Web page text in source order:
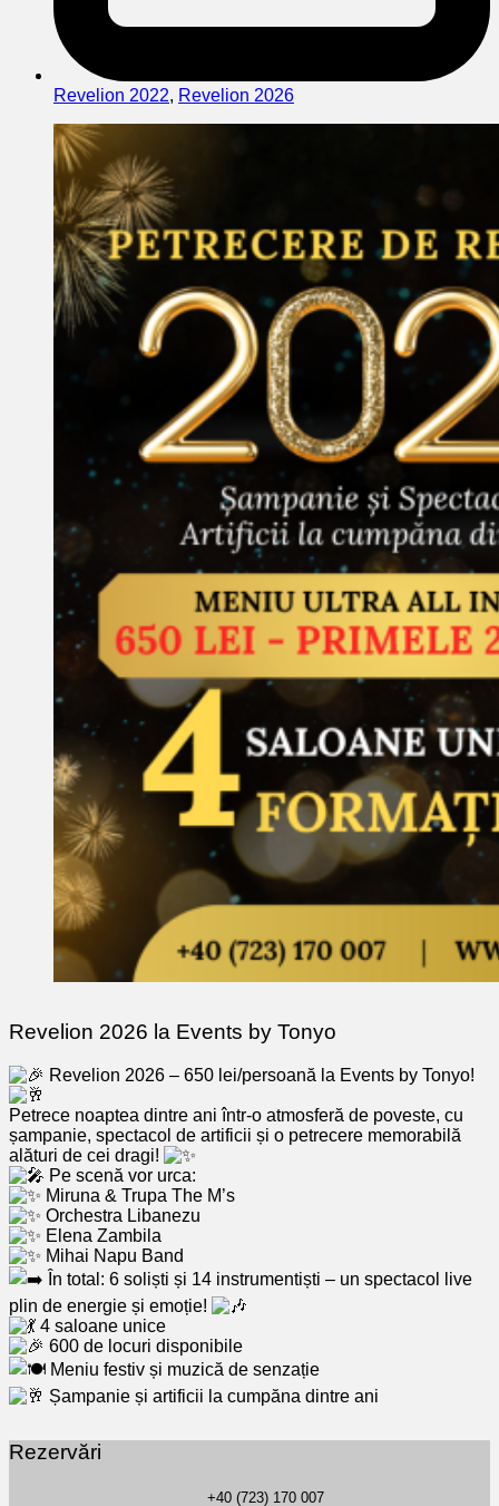
Revelion 2022, Revelion 2026
Revelion 2026 la Events by Tonyo
Revelion 2026 – 650 lei/persoană la Events by Tonyo!
Petrece noaptea dintre ani într-o atmosferă de poveste, cu
șampanie, spectacol de artificii și o petrecere memorabilă
alături de cei dragi!
Pe scenă vor urca:
Miruna & Trupa The M’s
Orchestra Libanezu
Elena Zambila
Mihai Napu Band
În total: 6 soliști și 14 instrumentiști – un spectacol live
plin de energie și emoție!
4 saloane unice
600 de locuri disponibile
Meniu festiv și muzică de senzație
Șampanie și artificii la cumpăna dintre ani
Rezervări
+40 (723) 170 007